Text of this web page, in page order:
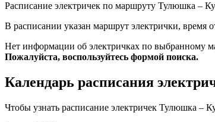
Расписание электричек по маршруту Тулюшка –
В расписании указан маршрут электрички, время
Нет информации об электричках по выбранному
Пожалуйста, воспользуйтесь формой поиска.
Календарь расписания
Чтобы узнать расписание электричек Тулюшка –